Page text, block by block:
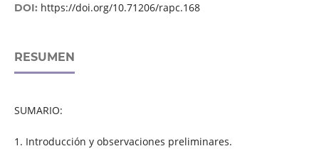
DOI: https://doi.org/10.71206/rapc.168
RESUMEN
SUMARIO:
1. Introducción y observaciones preliminares.